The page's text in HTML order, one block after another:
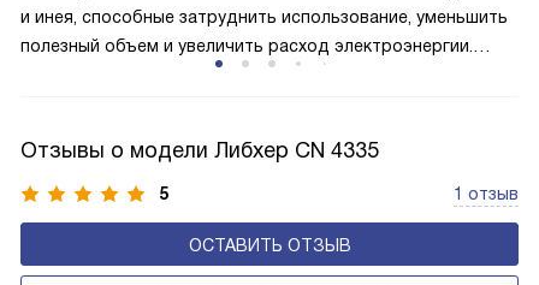
и инея, способные затруднить использование, уменьшить
полезный объем и увеличить расход электроэнергии.
Отзывы о модели Либхер CN 4335
5 1 отзыв
ОСТАВИТЬ ОТЗЫВ